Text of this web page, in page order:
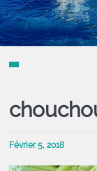
Février 5, 2018